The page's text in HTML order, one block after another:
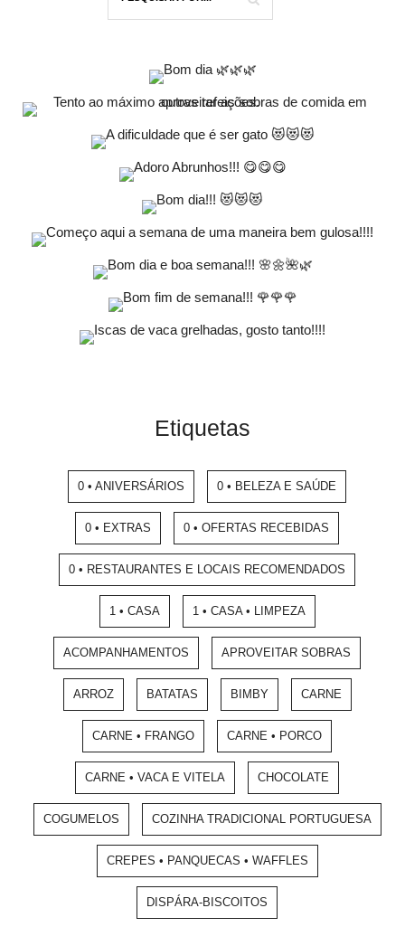
Etiquetas
0 • ANIVERSÁRIOS 0 • BELEZA E SAÚDE
0 • EXTRAS 0 • OFERTAS RECEBIDAS
0 • RESTAURANTES E LOCAIS RECOMENDADOS
1 • CASA 1 • CASA • LIMPEZA
ACOMPANHAMENTOS APROVEITAR SOBRAS
ARROZ BATATAS BIMBY CARNE
CARNE • FRANGO CARNE • PORCO
CARNE • VACA E VITELA CHOCOLATE
COGUMELOS COZINHA TRADICIONAL PORTUGUESA
CREPES • PANQUECAS • WAFFLES
DISPÁRA-BISCOITOS